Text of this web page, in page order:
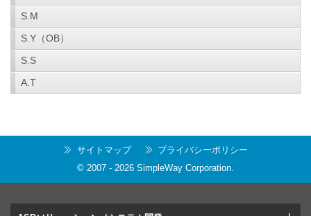
S.M
S.Y（OB）
S.S
A.T
サイトマップ
プライバシーポリシー
© 2007 - 2026 SimpleWay Corporation